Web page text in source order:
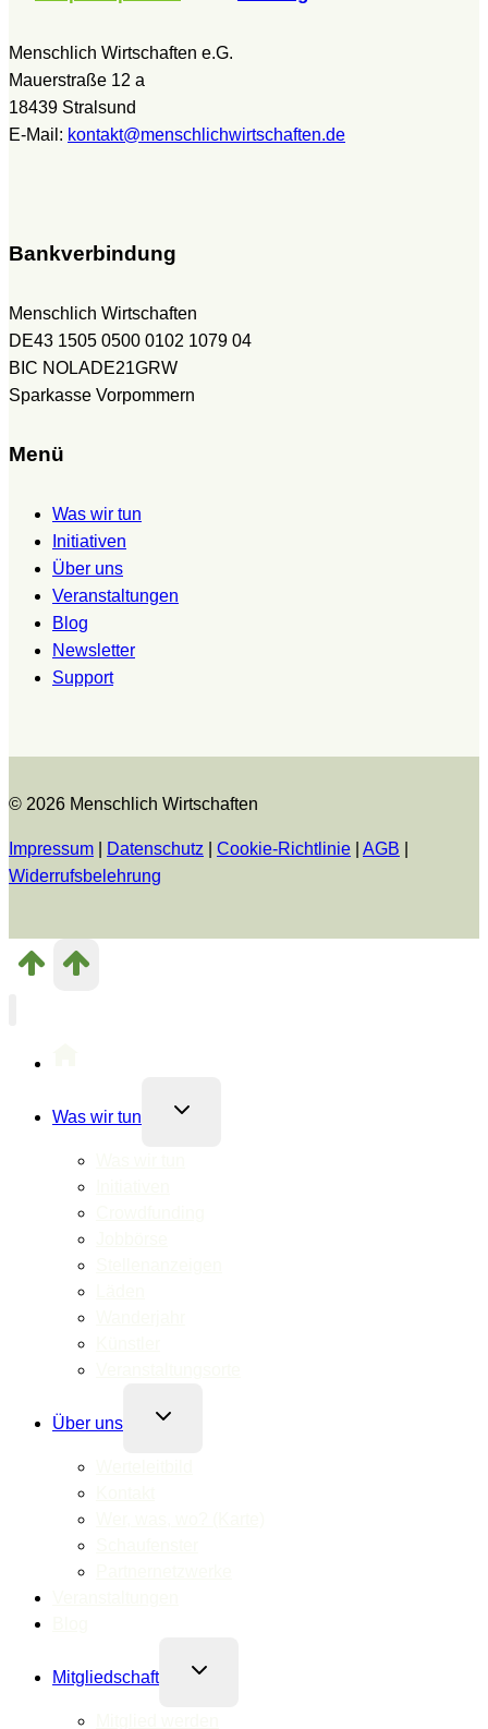
Menschlich Wirtschaften e.G.
Mauerstraße 12 a
18439 Stralsund
E-Mail: kontakt@menschlichwirtschaften.de
Bankverbindung
Menschlich Wirtschaften
DE43 1505 0500 0102 1079 04
BIC NOLADE21GRW
Sparkasse Vorpommern
Menü
Was wir tun
Initiativen
Über uns
Veranstaltungen
Blog
Newsletter
Support
© 2026 Menschlich Wirtschaften
Impressum Datenschutz Cookie-Richtlinie AGB
Widerrufsbelehrung
Was wir tun
Untermenü
Über uns
Untermenü
Mitgliedschaft
Untermenü